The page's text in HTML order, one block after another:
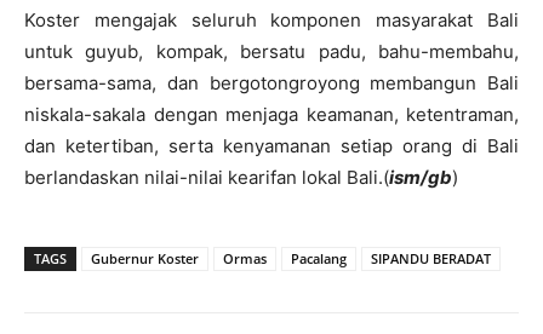
Koster mengajak seluruh komponen masyarakat Bali
untuk guyub, kompak, bersatu padu, bahu-membahu,
bersama-sama, dan bergotongroyong membangun Bali
niskala-sakala dengan menjaga keamanan, ketentraman,
dan ketertiban, serta kenyamanan setiap orang di Bali
berlandaskan nilai-nilai kearifan lokal Bali.(ism/gb)
TAGS Gubernur Koster Ormas Pacalang SIPANDU BERADAT